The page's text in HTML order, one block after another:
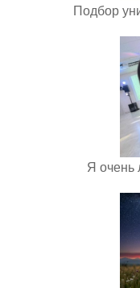
Подбор
Я очень